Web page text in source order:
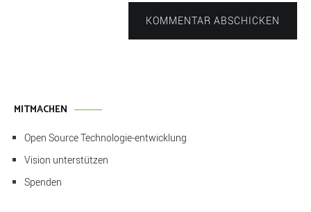
KOMMENTAR ABSCHICKEN
MITMACHEN
Open Source Technologie-entwicklung
Vision unterstützen
Spenden